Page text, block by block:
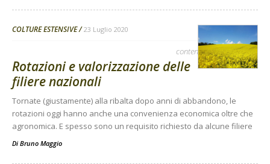
COLTURE ESTENSIVE 23 Luglio 2020
contenuto sponsorizzato
Rotazioni e valorizzazione delle
filiere nazionali
Tornate (giustamente) alla ribalta dopo anni di abbandono, le
rotazioni oggi hanno anche una convenienza economica oltre che
agronomica. E spesso sono un requisito richiesto da alcune filiere
Di Bruno Maggio